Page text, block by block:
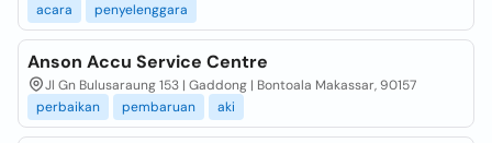
acara
penyelenggara
Anson Accu Service Centre
Jl Gn Bulusaraung 153 | Gaddong | Bontoala Makassar, 90157
perbaikan
pembaruan aki